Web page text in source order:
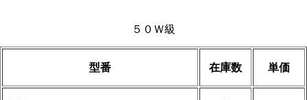
５０Ｗ級
型番 在庫数 単価